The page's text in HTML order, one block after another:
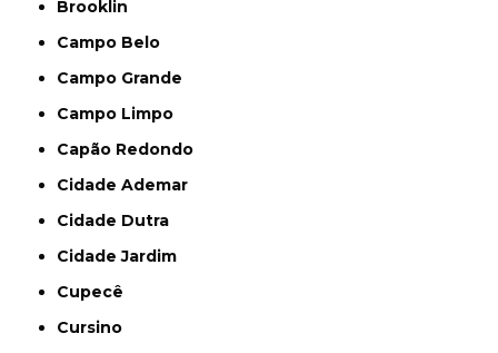
Brooklin
Campo Belo
Campo Grande
Campo Limpo
Capão Redondo
Cidade Ademar
Cidade Dutra
Cidade Jardim
Cupecê
Cursino